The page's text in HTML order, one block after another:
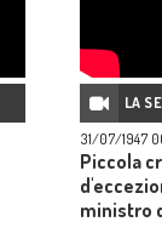
LA
31/07/1947
Piccola
ministro